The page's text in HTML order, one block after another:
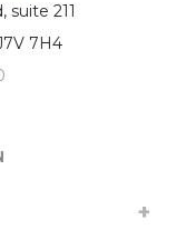
suite 211
7H4